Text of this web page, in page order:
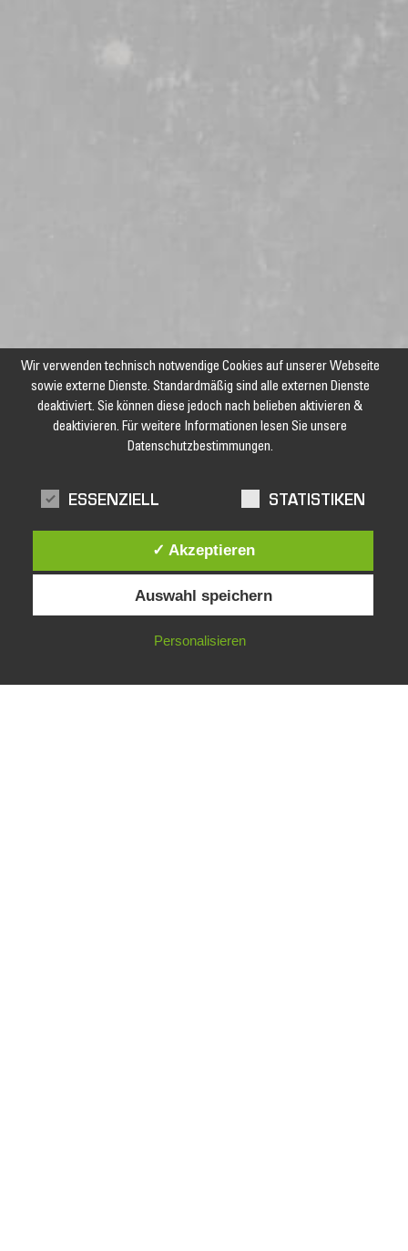
Aktionen mehr verpassen!
facebook
Wir verwenden technisch notwendige Cookies auf unserer Webseite
sowie externe Dienste. Standardmäßig sind alle externen Dienste
deaktiviert. Sie können diese jedoch nach belieben aktivieren &
deaktivieren. Für weitere Informationen lesen Sie unsere
Datenschutzbestimmungen.
ESSENZIELL STATISTIKEN
✓ Akzeptieren
Auswahl speichern
Personalisieren